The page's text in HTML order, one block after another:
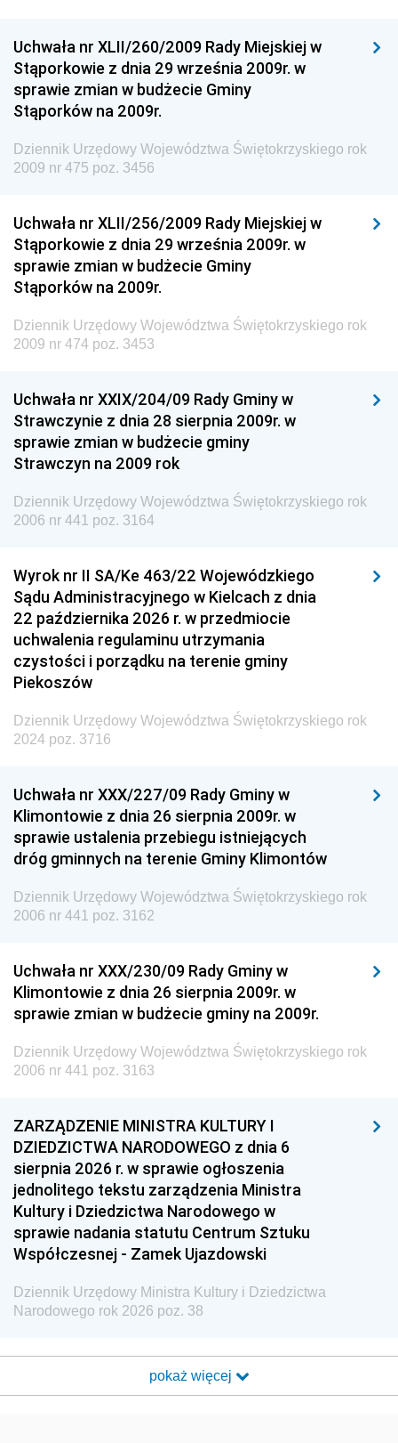
Dziennik Urzędowy Ministra Spraw Zagranicznych
Dziennik Urzędowy Centralnego Biura
Antykorupcyjnego
Wewnętrznego
Dziennik Urzędowy Urzędu Patentowego
Dziennik Urzędowy Generalnej Dyrekcji Dróg
Krajowych i Autostrad
Dziennik Urzędowy Ministra Środowiska
Dziennik Urzędowy Ministra Edukacji
Dziennik Urzędowy Ministra Przemysłu
Dziennik Urzędowy Ministra Finansów i Gospodarki
Dziennik Urzędowy Ministra do Spraw Unii
Dziennik Urzędowy Agencji Wywiadu
Uchwała nr XLII/260/2009 Rady Miejskiej w
Stąporkowie z dnia 29 września 2009r. w
sprawie zmian w budżecie Gminy
Stąporków na 2009r.
Dziennik Urzędowy Województwa Świętokrzyskiego rok
2009 nr 475 poz. 3456
Uchwała nr XLII/256/2009 Rady Miejskiej w
Stąporkowie z dnia 29 września 2009r. w
sprawie zmian w budżecie Gminy
Stąporków na 2009r.
Dziennik Urzędowy Województwa Świętokrzyskiego rok
2009 nr 474 poz. 3453
Uchwała nr XXIX/204/09 Rady Gminy w
Strawczynie z dnia 28 sierpnia 2009r. w
sprawie zmian w budżecie gminy
Strawczyn na 2009 rok
Dziennik Urzędowy Województwa Świętokrzyskiego rok
2006 nr 441 poz. 3164
Wyrok nr II SA/Ke 463/22 Wojewódzkiego
Sądu Administracyjnego w Kielcach z dnia
22 października 2026 r. w przedmiocie
uchwalenia regulaminu utrzymania
czystości i porządku na terenie gminy
Piekoszów
Dziennik Urzędowy Województwa Świętokrzyskiego rok
2024 poz. 3716
Uchwała nr XXX/227/09 Rady Gminy w
Klimontowie z dnia 26 sierpnia 2009r. w
sprawie ustalenia przebiegu istniejących
dróg gminnych na terenie Gminy Klimontów
Dziennik Urzędowy Województwa Świętokrzyskiego rok
2006 nr 441 poz. 3162
Uchwała nr XXX/230/09 Rady Gminy w
Klimontowie z dnia 26 sierpnia 2009r. w
sprawie zmian w budżecie gminy na 2009r.
Dziennik Urzędowy Województwa Świętokrzyskiego rok
2006 nr 441 poz. 3163
ZARZĄDZENIE MINISTRA KULTURY I
DZIEDZICTWA NARODOWEGO z dnia 6
sierpnia 2026 r. w sprawie ogłoszenia
jednolitego tekstu zarządzenia Ministra
Kultury i Dziedzictwa Narodowego w
sprawie nadania statutu Centrum Sztuku
Współczesnej - Zamek Ujazdowski
Dziennik Urzędowy Ministra Kultury i Dziedzictwa
Narodowego rok 2026 poz. 38
pokaż więcej